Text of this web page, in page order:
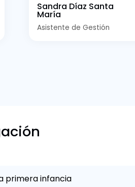
Sandra Díaz Santa
María
Asistente de Gestión
primera infancia